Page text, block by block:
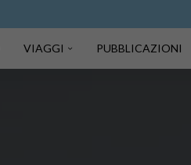
VIAGGI PUBBLICAZIONI